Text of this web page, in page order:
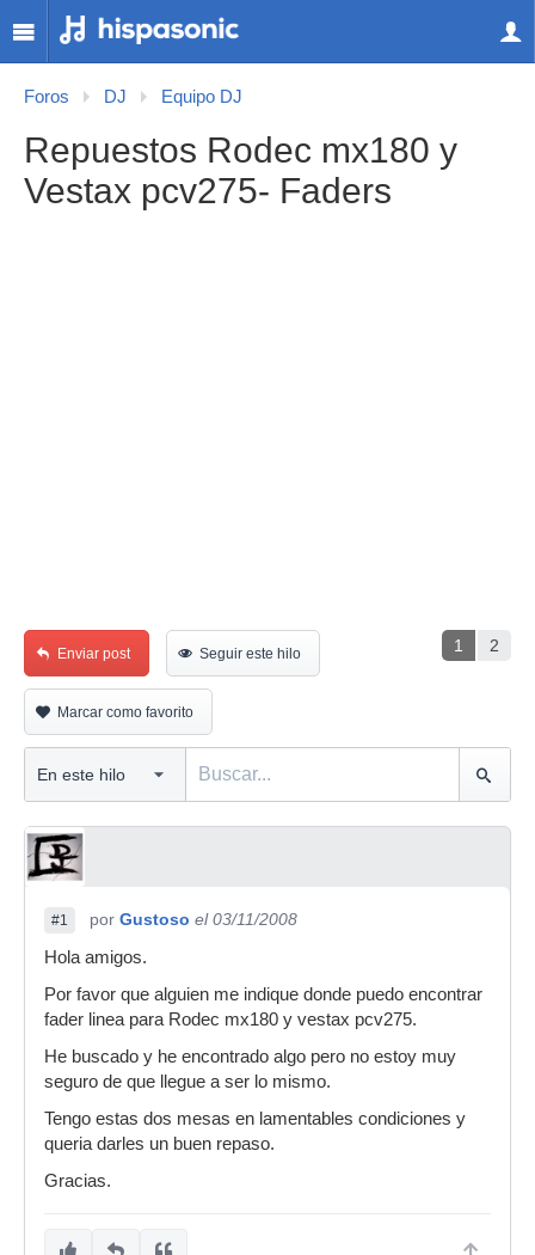
Foros DJ Equipo DJ
Repuestos Rodec mx180 y
Vestax pcv275- Faders
1 2
Enviar post Seguir este hilo
Marcar como favorito
#1 por Gustoso el 03/11/2008
Hola amigos.
Por favor que alguien me indique donde puedo encontrar
fader linea para Rodec mx180 y vestax pcv275.
He buscado y he encontrado algo pero no estoy muy
seguro de que llegue a ser lo mismo.
Tengo estas dos mesas en lamentables condiciones y
queria darles un buen repaso.
Gracias.